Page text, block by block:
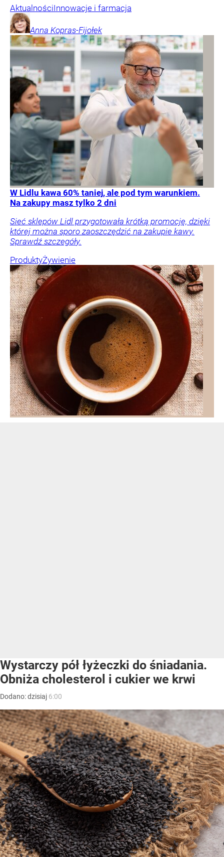
AktualnościInnowacje i farmacja
Anna Kopras-Fijołek
W Lidlu kawa 60% taniej, ale pod tym warunkiem.
Na zakupy masz tylko 2 dni
Sieć sklepów Lidl przygotowała krótką promocję, dzięki
której można sporo zaoszczędzić na zakupie kawy.
Sprawdź szczegóły.
ProduktyŻywienie
Wystarczy pół łyżeczki do śniadania.
Obniża cholesterol i cukier we krwi
Dodano:dzisiaj 6:00